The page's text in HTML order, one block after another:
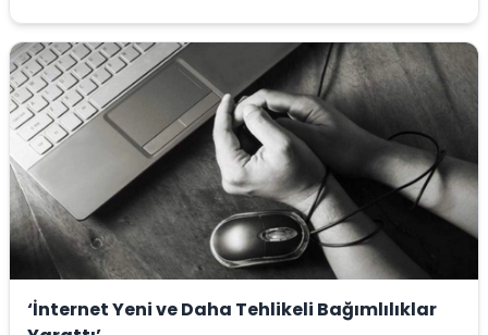
‘İnternet Yeni ve Daha Tehlikeli Bağımlılıklar